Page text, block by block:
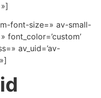
font-size=» av-small-
av_uid=’av-